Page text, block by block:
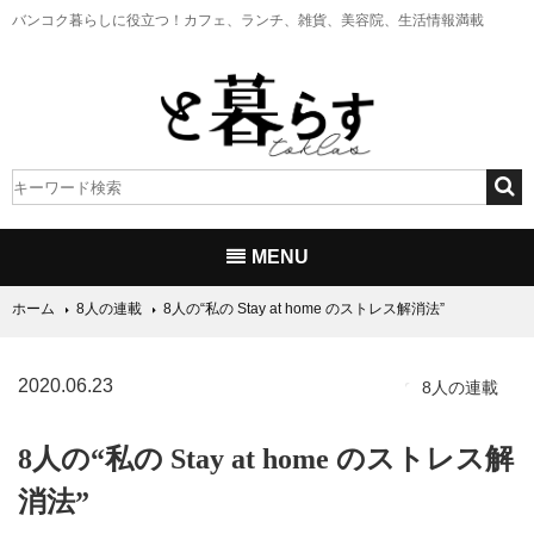
バンコク暮らしに役立つ！ カフェ、ランチ、雑貨、美容院、生活情報満載
MENU
ホーム 8人の連載 8人の“私の Stay at home のストレス解消法”
2020.06.23 8人の連載
8人の“私の Stay at home のストレス解
消法”